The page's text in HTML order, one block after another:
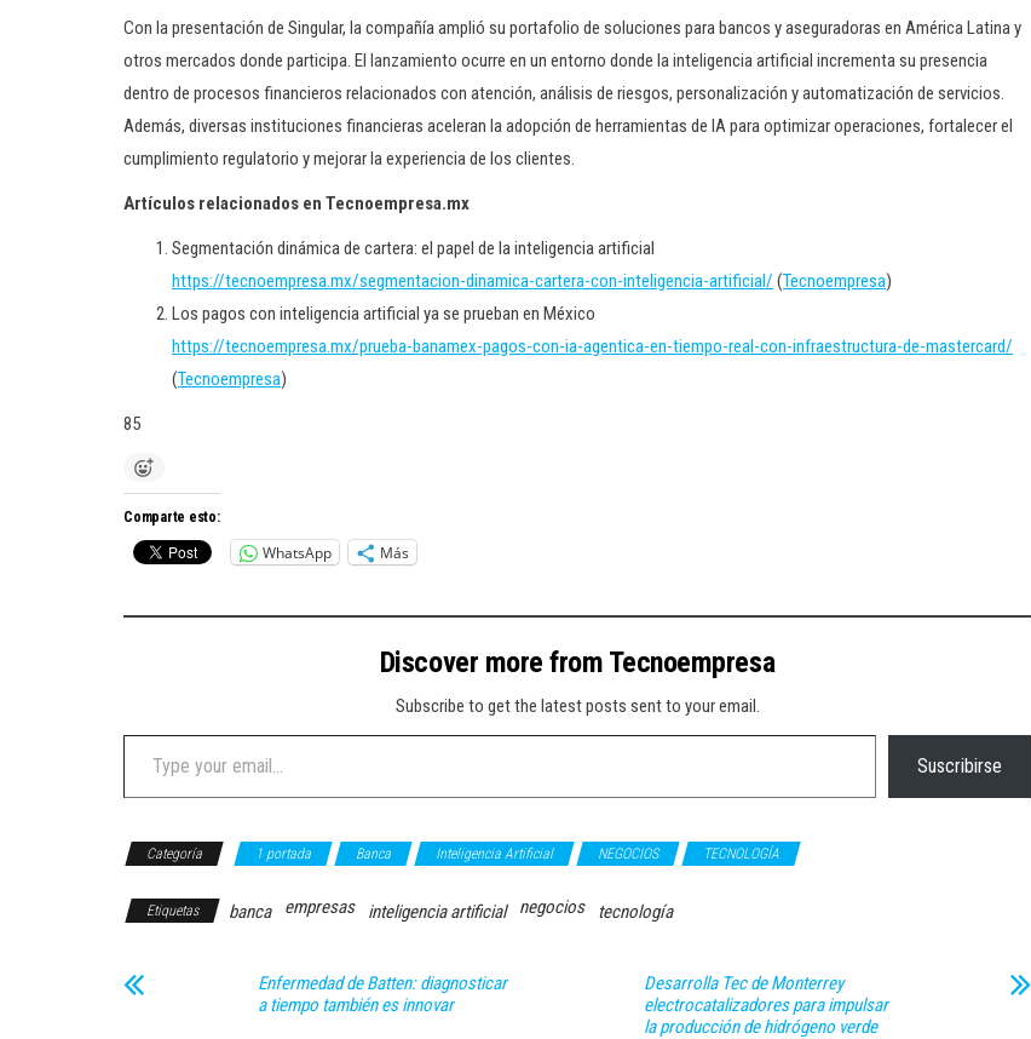
Con la presentación de Singular, la compañía amplió su portafolio de soluciones para bancos y aseguradoras en América Latina y
otros mercados donde participa. El lanzamiento ocurre en un entorno donde la inteligencia artificial incrementa su presencia
dentro de procesos financieros relacionados con atención, análisis de riesgos, personalización y automatización de servicios.
Además, diversas instituciones financieras aceleran la adopción de herramientas de IA para optimizar operaciones, fortalecer el
cumplimiento regulatorio y mejorar la experiencia de los clientes.
Artículos relacionados en Tecnoempresa.mx
Segmentación dinámica de cartera: el papel de la inteligencia artificial
https://tecnoempresa.mx/segmentacion-dinamica-cartera-con-inteligencia-artificial/ (Tecnoempresa)
Los pagos con inteligencia artificial ya se prueban en México
https://tecnoempresa.mx/prueba-banamex-pagos-con-ia-agentica-en-tiempo-real-con-infraestructura-de-mastercard/
(Tecnoempresa)
85
Comparte esto:
WhatsApp Más
Discover more from Tecnoempresa
Subscribe to get the latest posts sent to your email.
Type your email…
Suscribirse
Categoría 1 portada Banca Inteligencia Artificial NEGOCIOS TECNOLOGÍA
Etiquetas banca empresas inteligencia artificial negocios tecnología
Enfermedad de Batten: diagnosticar
a tiempo también es innovar
Desarrolla Tec de Monterrey
electrocatalizadores para impulsar
la producción de hidrógeno verde